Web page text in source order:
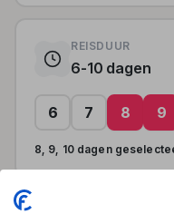
REISDUUR
6-10 dagen
6 7 8 9
8, 9, 10 dagen